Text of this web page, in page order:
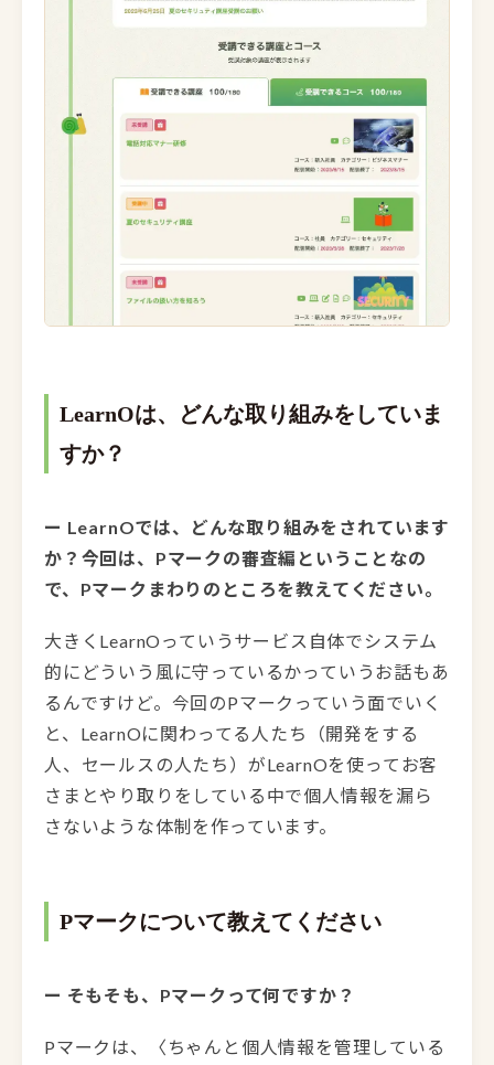
LearnOは、どんな取り組みをしていま
すか？
ー LearnOでは、どんな取り組みをされています
か？今回は、Pマークの審査編ということなの
で、Pマークまわりのところを教えてください。
大きくLearnOっていうサービス自体でシステム
的にどういう風に守っているかっていうお話もあ
るんですけど。今回のPマークっていう面でいく
と、LearnOに関わってる人たち（開発をする
人、セールスの人たち）がLearnOを使ってお客
さまとやり取りをしている中で個人情報を漏ら
さないような体制を作っています。
Pマークについて教えてください
ー そもそも、Pマークって何ですか？
Pマークは、〈ちゃんと個人情報を管理している